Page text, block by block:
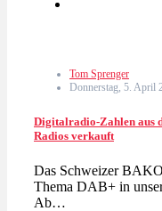
Tom Sprenger
Donnerstag, 5. April
Digitalradio-Zahlen aus
Radios verkauft
Das Schweizer
Thema DAB+ in
Ab…